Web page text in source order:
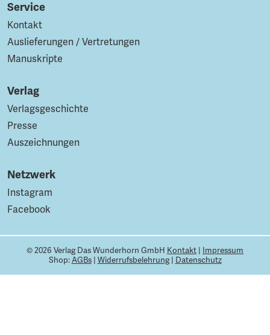
Service
Kontakt
Auslieferungen / Vertretungen
Manuskripte
Verlag
Verlagsgeschichte
Presse
Auszeichnungen
Netzwerk
Instagram
Facebook
© 2026 Verlag Das Wunderhorn GmbH Kontakt | Impressum
Shop:AGBs| Widerrufsbelehrung| Datenschutz